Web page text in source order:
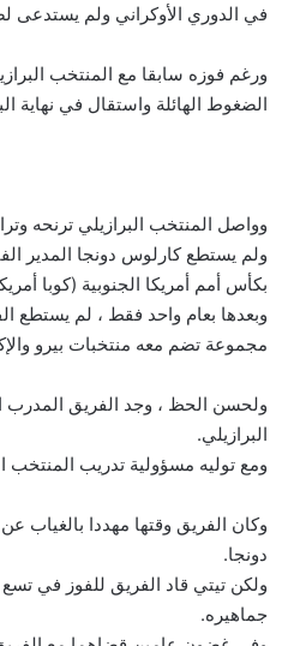
في الدوري الأوكراني ولم يستدعى
الضغوط الهائلة واستقال في نهاية
وواصل المنتخب البرازيلي ترنحه
ولم يستطع كارلوس دونجا المدير
بكأس أمم أمريكا الجنوبية (كوبا أمريكا) 2015 في
وبعدها بعام واحد فقط ، لم يستطع
مجموعة تضم معه منتخبات بيرو
ولحسن الحظ ، وجد الفريق المدرب
البرازيلي.
ومع توليه مسؤولية تدريب المنتخب
دونجا.
ولكن تيتي قاد الفريق للفوز في
جماهيره.